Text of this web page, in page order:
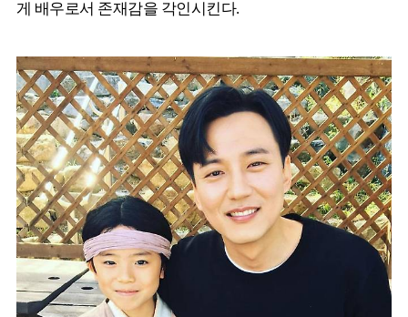
게 배우로서 존재감을 각인시킨다.